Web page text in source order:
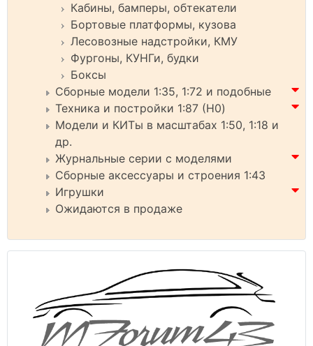
Кабины, бамперы, обтекатели
Бортовые платформы, кузова
Лесовозные надстройки, КМУ
Фургоны, КУНГи, будки
Боксы
Сборные модели 1:35, 1:72 и подобные
Техника и постройки 1:87 (H0)
Модели и КИТы в масштабах 1:50, 1:18 и
др.
Журнальные серии с моделями
Сборные аксессуары и строения 1:43
Игрушки
Ожидаются в продаже